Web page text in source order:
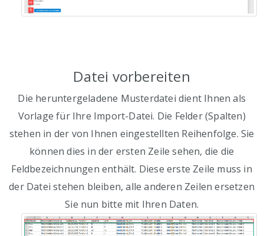
Datei vorbereiten
Die heruntergeladene Musterdatei dient Ihnen als
Vorlage für Ihre Import-Datei. Die Felder (Spalten)
stehen in der von Ihnen eingestellten Reihenfolge. Sie
können dies in der ersten Zeile sehen, die die
Feldbezeichnungen enthält. Diese erste Zeile muss in
der Datei stehen bleiben, alle anderen Zeilen ersetzen
Sie nun bitte mit Ihren Daten.